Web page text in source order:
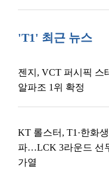
'T1' 최근 뉴스
젠지, VCT 퍼시픽 스
알파조 1위 확정
KT 롤스터, T1·한화
파…LCK 3라운드 선
가열